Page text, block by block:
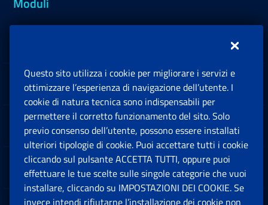
Sedi e Contatti
Software
Note Legali
Questo sito utilizza i cookie per migliorare i servizi e
ottimizzare l’esperienza di navigazione dell’utente. I
cookie di natura tecnica sono indispensabili per
permettere il corretto funzionamento del sito. Solo
previo consenso dell’utente, possono essere installati
ulteriori tipologie di cookie. Puoi accettare tutti i cookie
cliccando sul pulsante ACCETTA TUTTI, oppure puoi
effettuare le tue scelte sulle singole categorie che vuoi
installare, cliccando su IMPOSTAZIONI DEI COOKIE. Se
invece intendi rifiutarne l’installazione dei cookie non